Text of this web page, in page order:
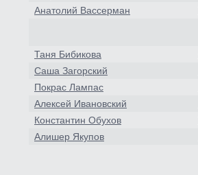
Анатолий Вассерман
Таня Бибикова
Саша Загорский
Покрас Лампас
Алексей Ивановский
Константин Обухов
Алишер Якупов